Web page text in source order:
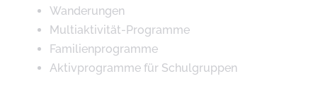
Wanderungen
Multiaktivität-Programme
Familienprogramme
Aktivprogramme für Schulgruppen